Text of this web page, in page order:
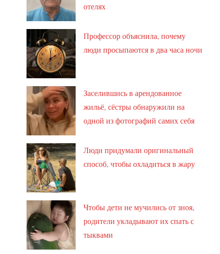
отелях
Профессор объяснила, почему
люди просыпаются в два часа ночи
Заселившись в арендованное
жильё, сёстры обнаружили на
одной из фотографий самих себя
Люди придумали оригинальный
способ, чтобы охладиться в жару
Чтобы дети не мучились от зноя,
родители укладывают их спать с
тыквами